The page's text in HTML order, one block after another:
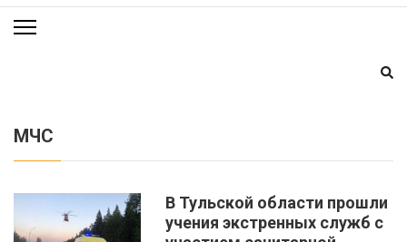
МЧС
В Тульской области прошли
учения экстренных служб с